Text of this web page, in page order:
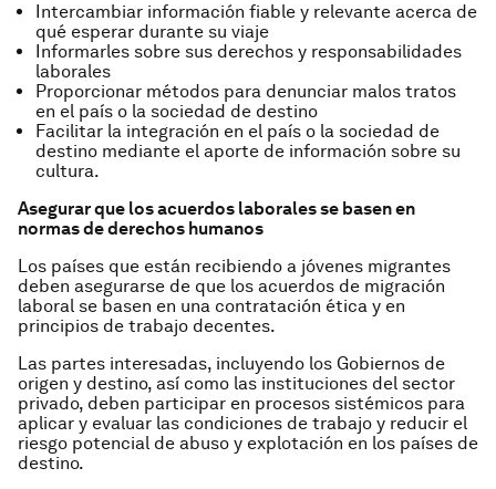
Intercambiar información fiable y relevante acerca de
qué esperar durante su viaje
Informarles sobre sus derechos y responsabilidades
laborales
Proporcionar métodos para denunciar malos tratos
en el país o la sociedad de destino
Facilitar la integración en el país o la sociedad de
destino mediante el aporte de información sobre su
cultura.
Asegurar que los acuerdos laborales se basen en
normas de derechos humanos
Los países que están recibiendo a jóvenes migrantes
deben asegurarse de que los acuerdos de migración
laboral se basen en una contratación ética y en
principios de trabajo decentes.
Las partes interesadas, incluyendo los Gobiernos de
origen y destino, así como las instituciones del sector
privado, deben participar en procesos sistémicos para
aplicar y evaluar las condiciones de trabajo y reducir el
riesgo potencial de abuso y explotación en los países de
destino.